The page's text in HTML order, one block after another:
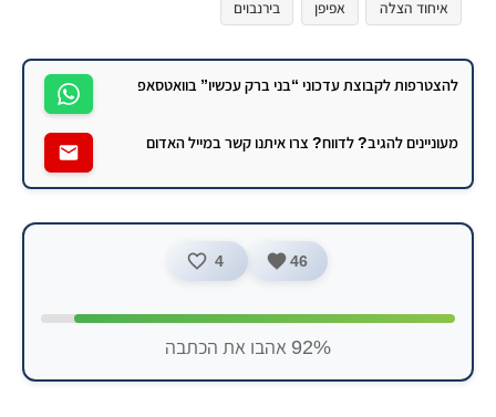
איחוד הצלה אפיפן בירנבוים
להצטרפות לקבוצת עדכוני “בני ברק עכשיו” בוואטסאפ
מעוניינים להגיב? לדווח? צרו איתנו קשר במייל האדום
46
4
92% אהבו את הכתבה